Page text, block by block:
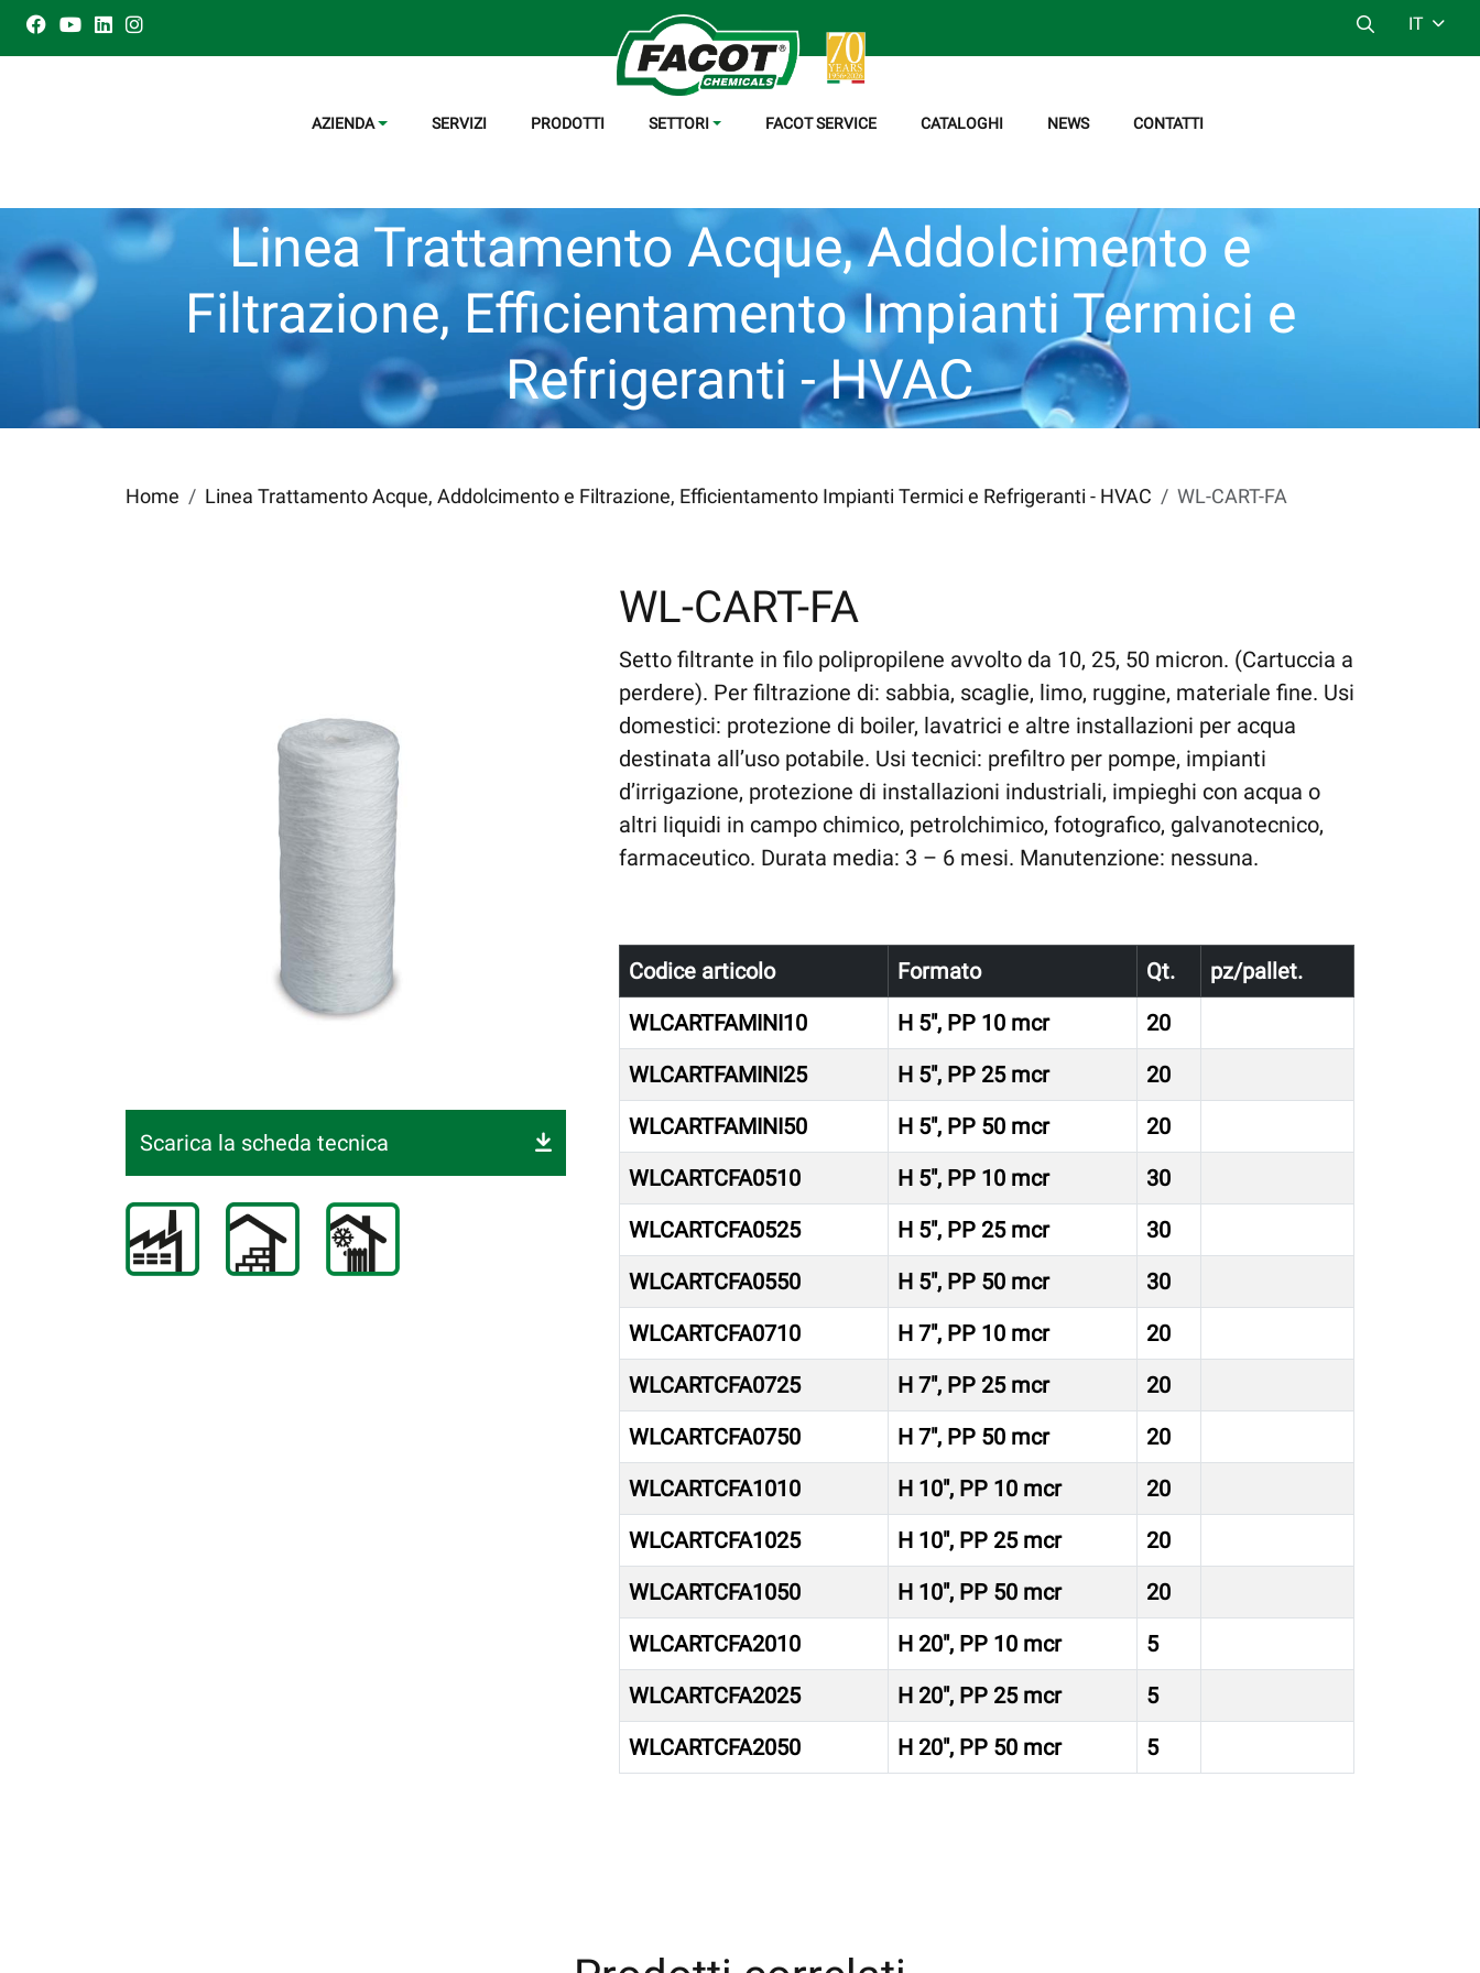
IT
AZIENDA SERVIZI PRODOTTI SETTORI FACOT SERVICE CATALOGHI NEWS CONTATTI
Linea Trattamento Acque, Addolcimento e
Filtrazione, Efficientamento Impianti Termici e
Refrigeranti - HVAC
Home Linea Trattamento Acque, Addolcimento e Filtrazione, Efficientamento Impianti Termici e Refrigeranti - HVAC WL-CART-FA
WL-CART-FA
Scarica la scheda tecnica
Setto filtrante in filo polipropilene avvolto da 10, 25, 50 micron. (Cartuccia a
perdere). Per filtrazione di: sabbia, scaglie, limo, ruggine, materiale fine. Usi
domestici: protezione di boiler, lavatrici e altre installazioni per acqua
destinata all’uso potabile. Usi tecnici: prefiltro per pompe, impianti
d’irrigazione, protezione di installazioni industriali, impieghi con acqua o
altri liquidi in campo chimico, petrolchimico, fotografico, galvanotecnico,
farmaceutico. Durata media: 3 – 6 mesi. Manutenzione: nessuna.
Codice articolo Formato Qt.
pz/pallet.
WLCARTFAMINI10
H 5″, PP 10 mcr
20
WLCARTFAMINI25
H 5″, PP 25 mcr
20
WLCARTFAMINI50
H 5″, PP 50 mcr
20
WLCARTCFA0510
H 5″, PP 10 mcr
30
WLCARTCFA0525
H 5″, PP 25 mcr
30
WLCARTCFA0550
H 5″, PP 50 mcr
30
WLCARTCFA0710
H 7″, PP 10 mcr
20
WLCARTCFA0725
H 7″, PP 25 mcr
20
WLCARTCFA0750
H 7″, PP 50 mcr
20
WLCARTCFA1010
H 10″, PP 10 mcr
20
WLCARTCFA1025
H 10″, PP 25 mcr
20
WLCARTCFA1050
H 10″, PP 50 mcr
20
WLCARTCFA2010
H 20″, PP 10 mcr
5
WLCARTCFA2025
H 20″, PP 25 mcr
5
WLCARTCFA2050
H 20″, PP 50 mcr 5